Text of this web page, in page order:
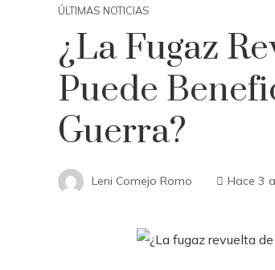
ÚLTIMAS NOTICIAS
¿La Fugaz
Puede
Guerra?
Leni Comejo Romo Hace 3